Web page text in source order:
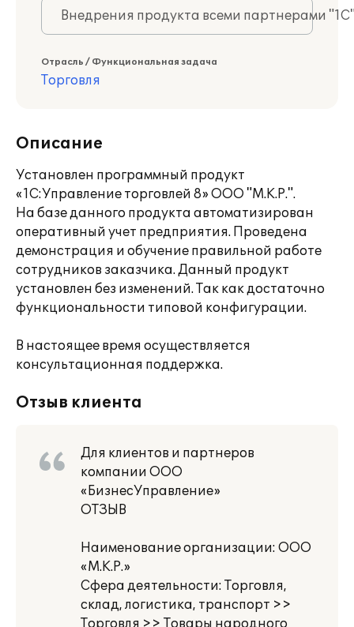
Внедрения продукта всеми партнерами
Отрасль / Функциональная задача
Торговля
Описание
Установлен программный продукт
«1С:Управление торговлей 8» ООО "М.К.Р.".
На базе данного продукта автоматизирован
оперативный учет предприятия. Проведена
демонстрация и обучение правильной работе
сотрудников заказчика. Данный продукт
установлен без изменений. Так как достаточно
функциональности типовой конфигурации.
В настоящее время осуществляется
консультационная поддержка.
Отзыв клиента
Для клиентов и партнеров
компании ООО
«БизнесУправление»
ОТЗЫВ
Наименование организации: ООО
«М.К.Р.»
Сфера деятельности: Торговля,
склад, логистика, транспорт >>
Торговля >> Товары народного